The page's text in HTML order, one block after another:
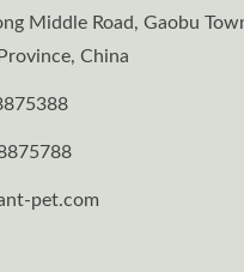
Middle Road, Gaobu
China
pet.com